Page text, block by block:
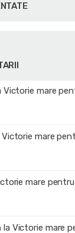
Victorie mare
Victorie mare
mare
la Victorie mare